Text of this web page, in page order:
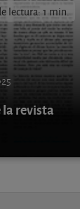
lectura: 1 min.
la revista